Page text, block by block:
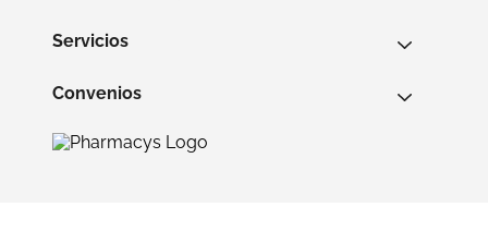
Servicios
Convenios